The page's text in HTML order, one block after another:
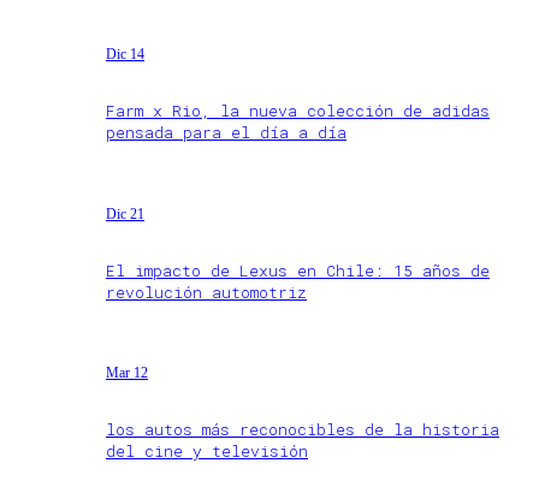
Dic 14
Farm x Rio, la nueva colección de adidas
pensada para el día a día
Dic 21
El impacto de Lexus en Chile: 15 años de
revolución automotriz
Mar 12
los autos más reconocibles de la historia
del cine y televisión